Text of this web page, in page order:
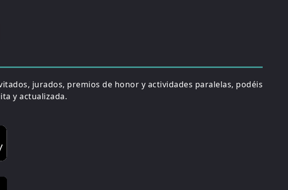
jurados, premios de honor y actividades paralelas, podéis
y actualizada.